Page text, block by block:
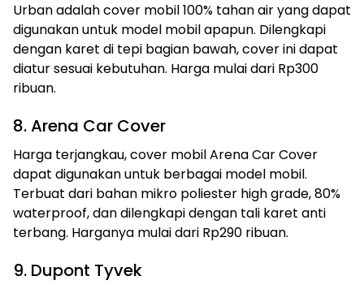
Urban adalah cover mobil 100% tahan air yang dapat
digunakan untuk model mobil apapun. Dilengkapi
dengan karet di tepi bagian bawah, cover ini dapat
diatur sesuai kebutuhan. Harga mulai dari Rp300
ribuan.
8. Arena Car Cover
Harga terjangkau, cover mobil Arena Car Cover
dapat digunakan untuk berbagai model mobil.
Terbuat dari bahan mikro poliester high grade, 80%
waterproof, dan dilengkapi dengan tali karet anti
terbang. Harganya mulai dari Rp290 ribuan.
9. Dupont Tyvek